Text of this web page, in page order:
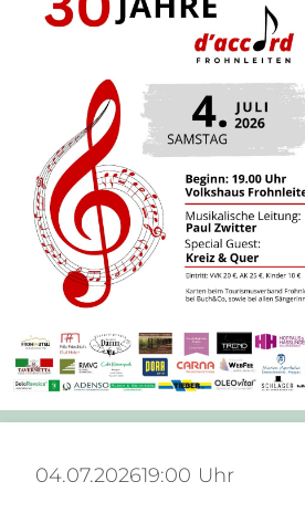
04.07.202619:00 Uhr